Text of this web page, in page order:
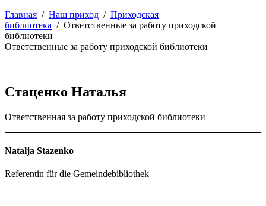
Главная / Наш приход / Приходская
библиотека / Ответственные за работу приходской
библиотеки
Ответственные за работу приходской библиотеки
Стаценко Наталья
Ответственная за работу приходской библиотеки
Natalja Stazenko
Referentin für die Gemeindebibliothek